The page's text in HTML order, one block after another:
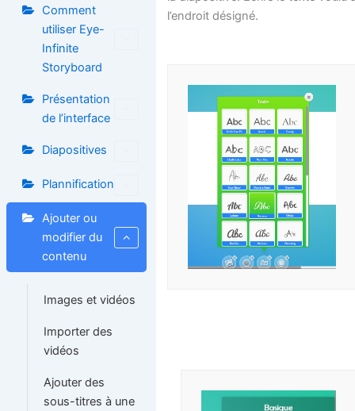
Comment
utiliser Eye-
Infinite
Storyboard
Présentation
de l’interface
Diapositives
Plannification
Ajouter ou
modifier du
contenu
Images et vidéos
Importer des
vidéos
Ajouter des
sous-titres à une
l’endroit désigné.